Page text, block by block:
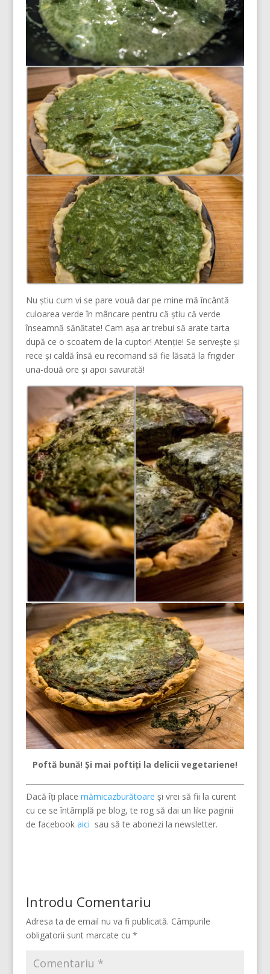
Nu știu cum vi se pare vouă dar pe mine mă încântă
culoarea verde în mâncare pentru că știu că verde
înseamnă sănătate! Cam așa ar trebui să arate tarta
după ce o scoatem de la cuptor! Atenție! Se servește și
rece și caldă însă eu recomand să fie lăsată la frigider
una-două ore și apoi savurată!
Poftă bună! Și mai poftiți la delicii vegetariene!
Dacă îți place mămicazburătoare și vrei să fii la curent
cu ce se întâmplă pe blog, te rog să dai un like paginii
de facebook aici sau să te abonezi la newsletter.
Introdu Comentariu
Adresa ta de email nu va fi publicată. Câmpurile
obligatorii sunt marcate cu *